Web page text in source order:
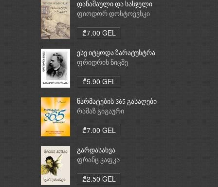
დანაშაული და სასჯელი
ფიოდორ დოსტოევსკი
₾7.00 GEL
ესე იტყოდა ზარატუსტრა
ფრიდრიხ ნიცშე
₾5.90 GEL
წარმატების 365 გასაღები
რამაზ გიგაური
₾7.00 GEL
გარდასახვა
ფრანც კაფკა
₾2.50 GEL